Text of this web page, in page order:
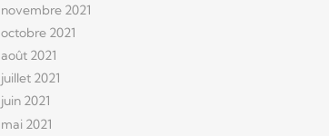
novembre 2021
octobre 2021
août 2021
juillet 2021
juin 2021
mai 2021